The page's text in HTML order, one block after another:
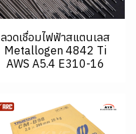
ลวดเชื่อมไฟฟ้าสแตนเลส
Metallogen 4842 Ti
AWS A5.4 E310-16